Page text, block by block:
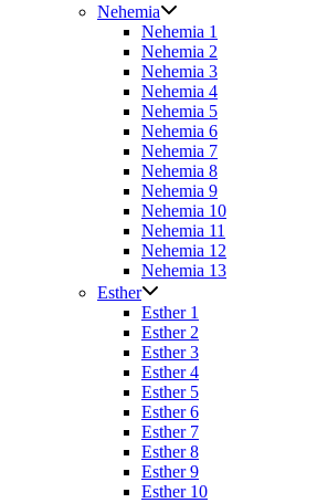
Nehemia
Nehemia 1
Nehemia 2
Nehemia 3
Nehemia 4
Nehemia 5
Nehemia 6
Nehemia 7
Nehemia 8
Nehemia 9
Nehemia 10
Nehemia 11
Nehemia 12
Nehemia 13
Esther
Esther 1
Esther 2
Esther 3
Esther 4
Esther 5
Esther 6
Esther 7
Esther 8
Esther 9
Esther 10